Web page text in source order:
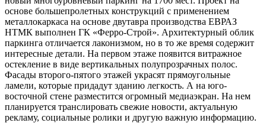
основе большепролетных конструкций с применением
металлокаркаса на основе двутавра производства ЕВРАЗ
НТМК выполнен ГК «Ферро-Строй». Архитектурный облик
паркинга отличается лаконизмом, но в то же время содержит
интересные детали. На первом этаже появится витражное
остекление в виде вертикальных полупрозрачных полос.
Фасады второго-пятого этажей украсят прямоугольные
ламели, которые придадут зданию легкость. А на юго-
восточной стене разместится огромный медиаэкран. На нем
планируется транслировать свежие новости, актуальную
рекламу, социальные ролики и другую важную информацию.